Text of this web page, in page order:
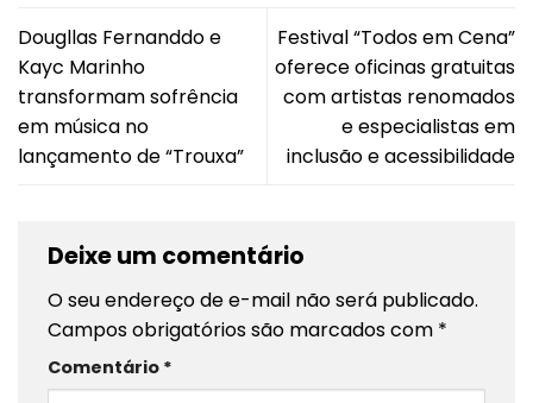
Dougllas Fernanddo e
Kayc Marinho
transformam sofrência
em música no
lançamento de “Trouxa”
Festival “Todos em Cena”
oferece oficinas gratuitas
com artistas renomados
e especialistas em
inclusão e acessibilidade
Deixe um comentário
O seu endereço de e-mail não será publicado.
Campos obrigatórios são marcados com *
Comentário *